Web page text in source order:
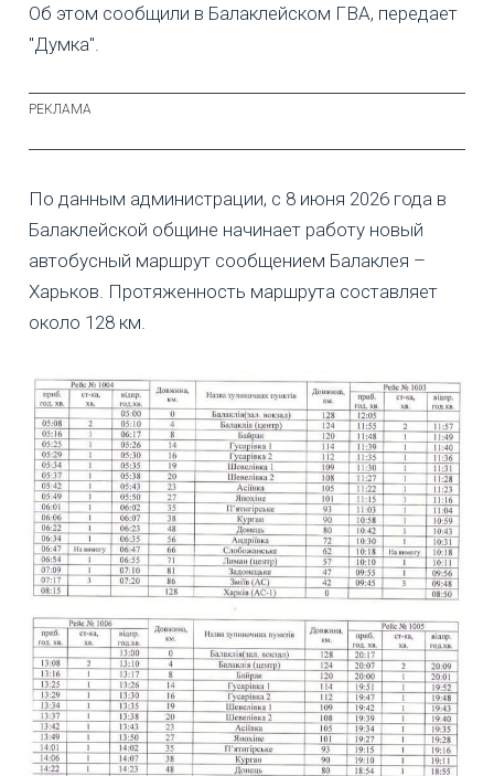
Об этом сообщили в Балаклейском ГВА, передает
"Думка".
По данным администрации, с 8 июня 2026 года в
Балаклейской общине начинает работу новый
автобусный маршрут сообщением Балаклея –
Харьков. Протяженность маршрута составляет
около 128 км.